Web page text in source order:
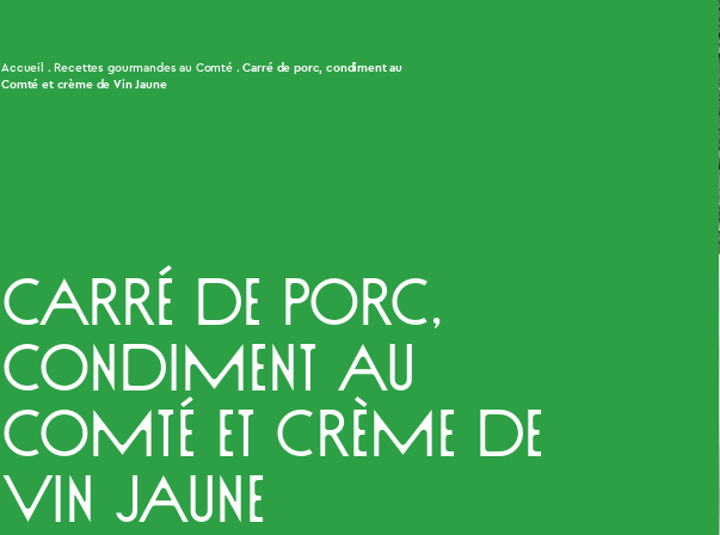
Accueil Recettes gourmandes au Comté
Carré de porc, condiment au
Comté et crème de Vin Jaune
Carré de porc,
condiment au
Comté et crème de
Vin Jaune